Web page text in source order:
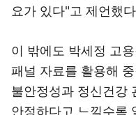
요가 있다"고 제언했다
이 밖에도 박세정 고
패널 자료를 활용해
불안정성과 정신건강
안정하다고 느낄수록